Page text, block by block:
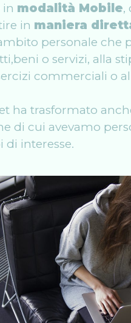
in modalità Mobile,
in maniera
personale che
o servizi, alla
commerciali o
ha trasformato
di cui avevamo
di interesse.